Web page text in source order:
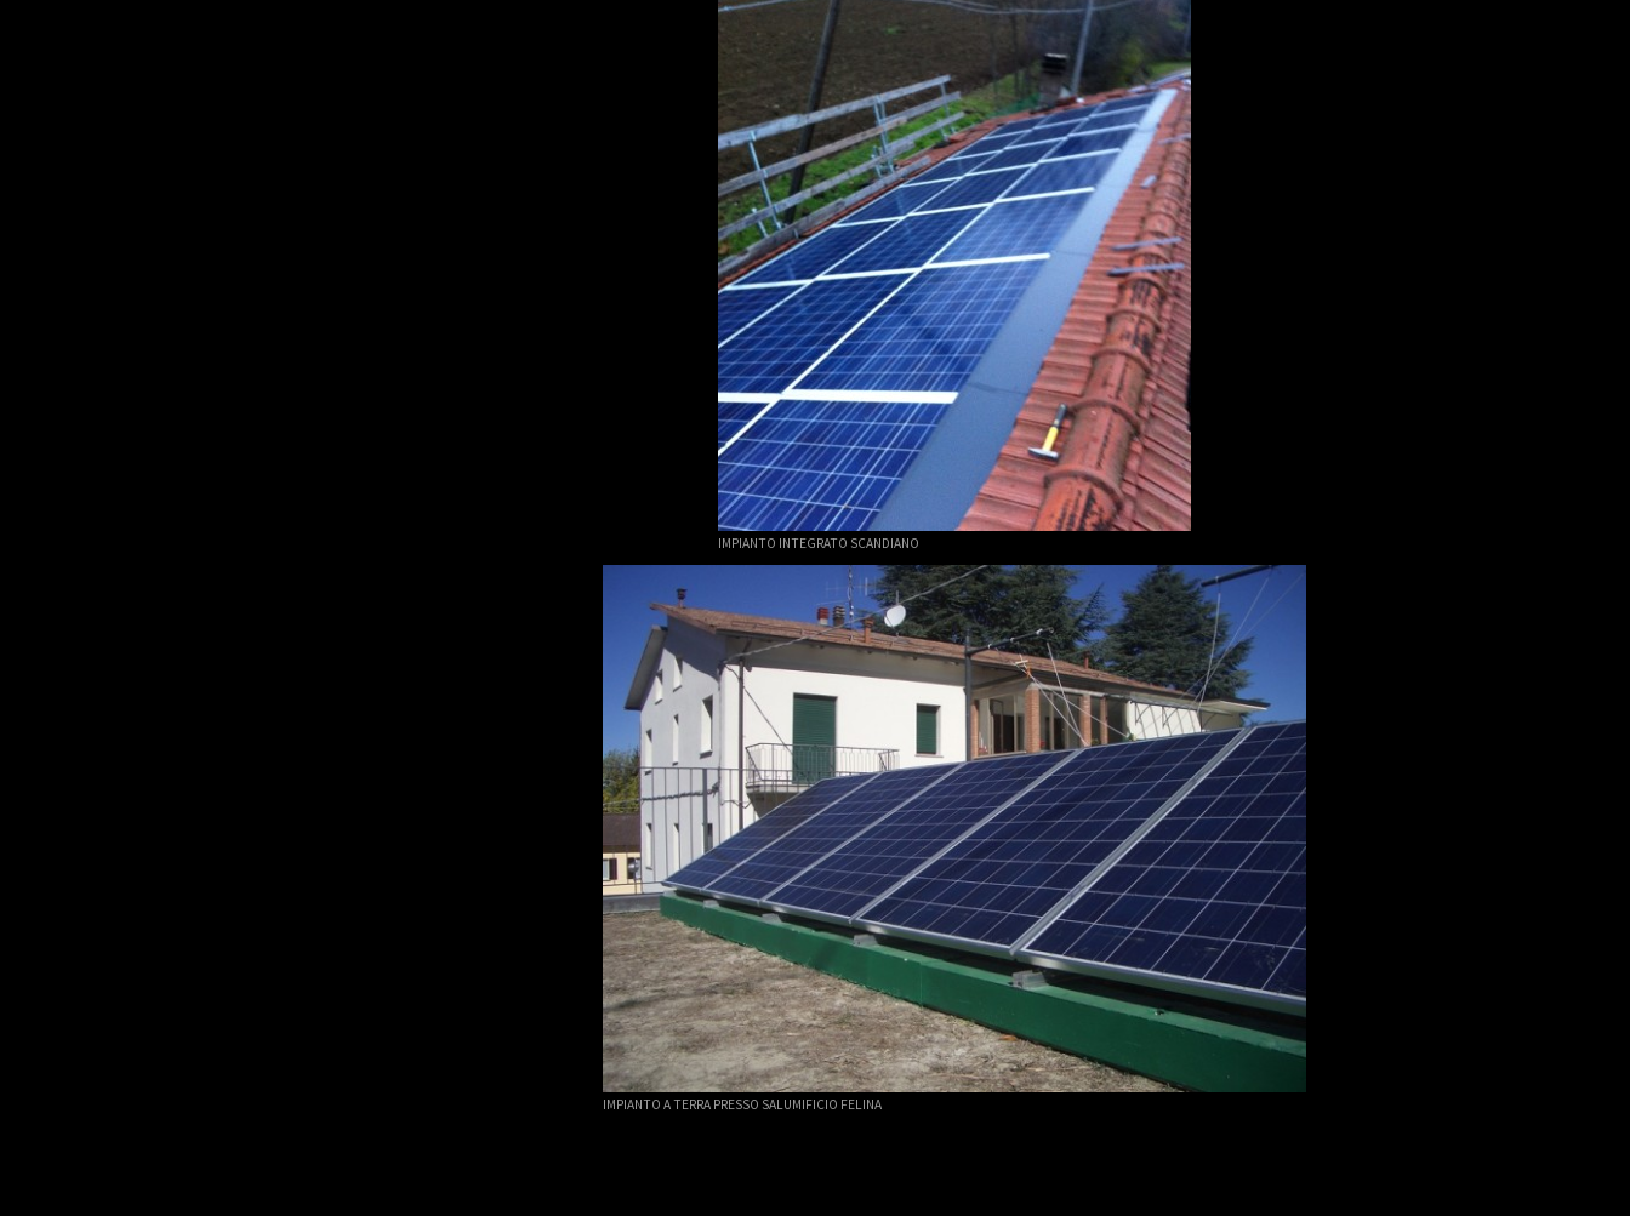
IMPIANTO INTEGRATO SCANDIANO
IMPIANTO A TERRA PRESSO SALUMIFICIO FELINA